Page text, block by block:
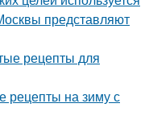
представляют
рецепты для
рецепты на зиму с